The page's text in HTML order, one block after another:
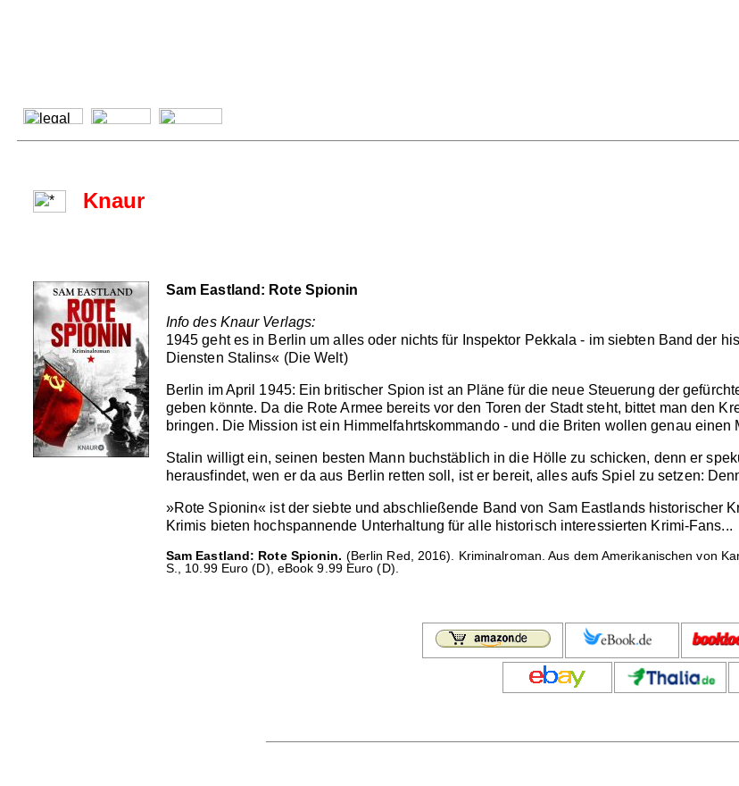
Knaur
Sam Eastland: Rote Spionin
Info des Knaur Verlags:
1945 geht es in Berlin um alles oder nichts für Inspektor Pekkala - im siebten Band der
Diensten Stalins« (Die Welt)
Berlin im April 1945: Ein britischer Spion ist an Pläne für die neue Steuerung der
geben könnte. Da die Rote Armee bereits vor den Toren der Stadt steht, bittet man den
bringen. Die Mission ist ein Himmelfahrtskommando - und die Briten wollen genau
Stalin willigt ein, seinen besten Mann buchstäblich in die Hölle zu schicken, denn er
herausfindet, wen er da aus Berlin retten soll, ist er bereit, alles aufs Spiel zu setzen:
»Rote Spionin« ist der siebte und abschließende Band von Sam Eastlands historischer
Krimis bieten hochspannende Unterhaltung für alle historisch interessierten Krimi-Fans...
Sam Eastland: Rote Spionin. (Berlin Red, 2016). Kriminalroman. Aus dem Amerikanischen von
S., 10.99 Euro (D), eBook 9.99 Euro (D).